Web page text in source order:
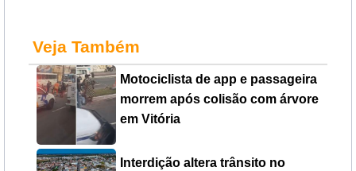
Veja Também
Motociclista de app e passageira
morrem após colisão com árvore
em Vitória
Interdição altera trânsito no